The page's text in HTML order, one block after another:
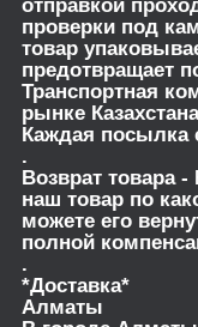
отправкой
проверки под
товар
предотвращает
Транспортная
рынке
Каждая посылка
.
Возврат товара-
наш товар по
можете его
полной
.
*Доставка*
Алматы